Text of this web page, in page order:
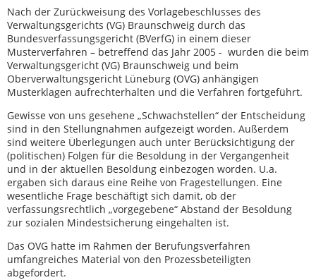
Nach der Zurückweisung des Vorlagebeschlusses des
Verwaltungsgerichts (VG) Braunschweig durch das
Bundesverfassungsgericht (BVerfG) in einem dieser
Musterverfahren – betreffend das Jahr 2005 - wurden die beim
Verwaltungsgericht (VG) Braunschweig und beim
Oberverwaltungsgericht Lüneburg (OVG) anhängigen
Musterklagen aufrechterhalten und die Verfahren fortgeführt.
Gewisse von uns gesehene „Schwachstellen“ der Entscheidung
sind in den Stellungnahmen aufgezeigt worden. Außerdem
sind weitere Überlegungen auch unter Berücksichtigung der
(politischen) Folgen für die Besoldung in der Vergangenheit
und in der aktuellen Besoldung einbezogen worden. U.a.
ergaben sich daraus eine Reihe von Fragestellungen. Eine
wesentliche Frage beschäftigt sich damit, ob der
verfassungsrechtlich „vorgegebene“ Abstand der Besoldung
zur sozialen Mindestsicherung eingehalten ist.
Das OVG hatte im Rahmen der Berufungsverfahren
umfangreiches Material von den Prozessbeteiligten
abgefordert.